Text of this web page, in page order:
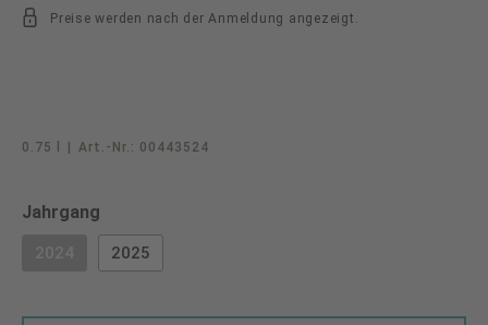
Preise werden nach der Anmeldung angezeigt.
0.75 l Art.-Nr.: 00443524
Jahrgang
(DIESE OPTION IST ZURZEIT NICHT VERFÜGBAR.)
2025